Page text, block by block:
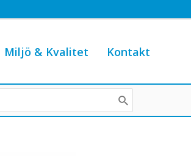
Miljö & Kvalitet Kontakt